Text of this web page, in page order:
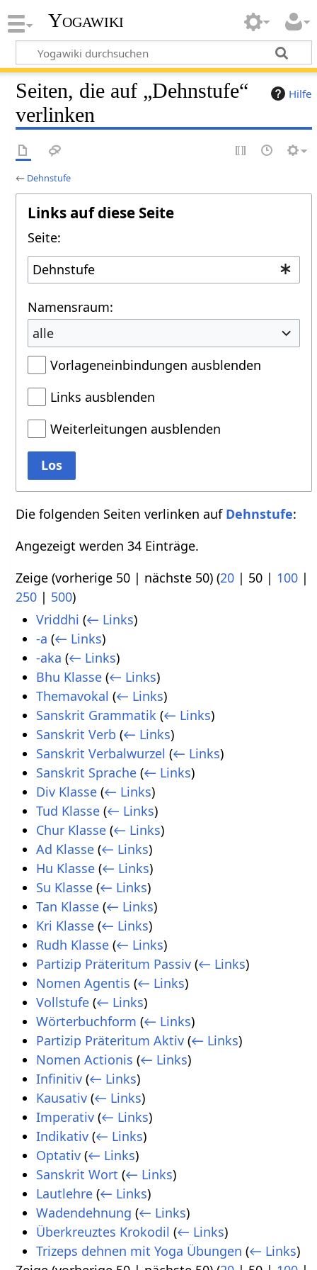
Yogawiki
Hilfe
Seiten, die auf „Dehnstufe“
verlinken
← Dehnstufe
Links auf diese Seite
Seite:
Namensraum:
alle
Vorlageneinbindungen ausblenden
Links ausblenden
Weiterleitungen ausblenden
Los
Die folgenden Seiten verlinken auf Dehnstufe:
Angezeigt werden 34 Einträge.
Zeige (vorherige 50 | nächste 50) (20 | 50 | 100 |
250 | 500)
Vriddhi (← Links)
-a (← Links)
-aka (← Links)
Bhu Klasse (← Links)
Themavokal (← Links)
Sanskrit Grammatik (← Links)
Sanskrit Verb (← Links)
Sanskrit Verbalwurzel (← Links)
Sanskrit Sprache (← Links)
Div Klasse (← Links)
Tud Klasse (← Links)
Chur Klasse (← Links)
Ad Klasse (← Links)
Hu Klasse (← Links)
Su Klasse (← Links)
Tan Klasse (← Links)
Kri Klasse (← Links)
Rudh Klasse (← Links)
Partizip Präteritum Passiv (← Links)
Nomen Agentis (← Links)
Vollstufe (← Links)
Wörterbuchform (← Links)
Partizip Präteritum Aktiv (← Links)
Nomen Actionis (← Links)
Infinitiv (← Links)
Kausativ (← Links)
Imperativ (← Links)
Indikativ (← Links)
Optativ (← Links)
Sanskrit Wort (← Links)
Lautlehre (← Links)
Wadendehnung (← Links)
Überkreuztes Krokodil (← Links)
Trizeps dehnen mit Yoga Übungen (← Links)